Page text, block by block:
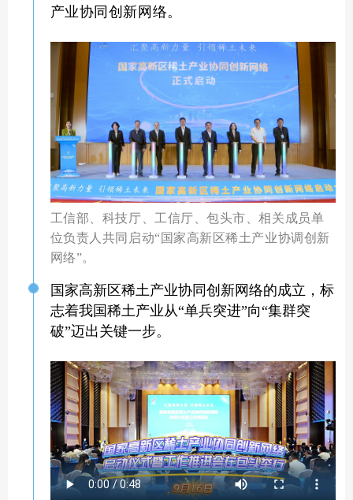
产业协同创新网络。
工信部、科技厅、工信厅、包头市、相关成员单
位负责人共同启动“国家高新区稀土产业协调创新
网络”。
国家高新区稀土产业协同创新网络的成立，标
志着我国稀土产业从“单兵突进”向“集群突
破”迈出关键一步。